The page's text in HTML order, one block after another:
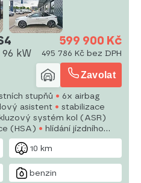
96 kW
599 900 Kč
495 786 Kč bez DPH
Zavolat
stupňů
6x airbag
asistent
stabilizace
systém kol (ASR)
(HSA)
hlídání jízdního
sledování únavy řidiče
posilovač řízení
10 km
benzin